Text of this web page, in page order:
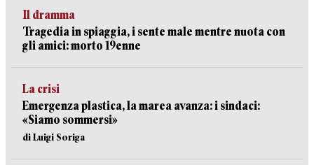
Il dramma
Tragedia in spiaggia, i sente male mentre nuota con
gli amici: morto 19enne
La crisi
Emergenza plastica, la marea avanza: i sindaci:
«Siamo sommersi»
di Luigi Soriga